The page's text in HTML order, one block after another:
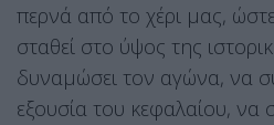
περνά από το χέρι μας,
σταθεί στο ύψος της
δυναμώσει τον αγώνα, να
εξουσία του κεφαλαίου, να